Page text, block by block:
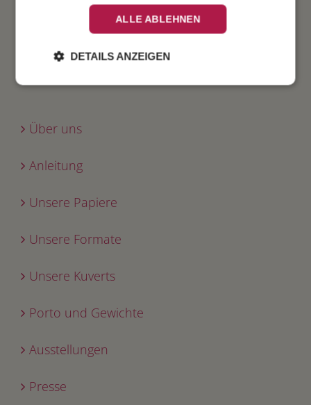
Über uns
Anleitung
Unsere Papiere
Unsere Formate
Unsere Kuverts
Porto und Gewichte
Ausstellungen
Presse
ALLE ABLEHNEN
DETAILS ANZEIGEN